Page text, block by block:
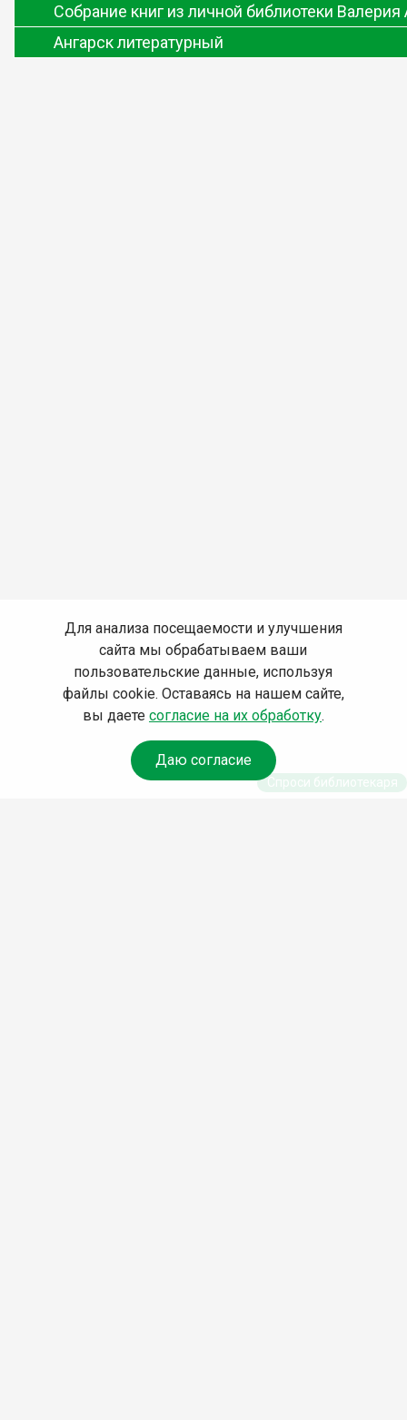
Собрание книг из личной библиотеки Валерия
Ангарск литературный
Для анализа посещаемости и улучшения
сайта мы обрабатываем ваши
пользовательские данные, используя
файлы cookie. Оставаясь на нашем сайте,
вы даете согласие на их обработку.
Даю согласие
Спроси библиотекаря